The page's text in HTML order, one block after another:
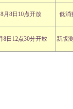
8月8日10点开放 低
8日12点30分开放 新版